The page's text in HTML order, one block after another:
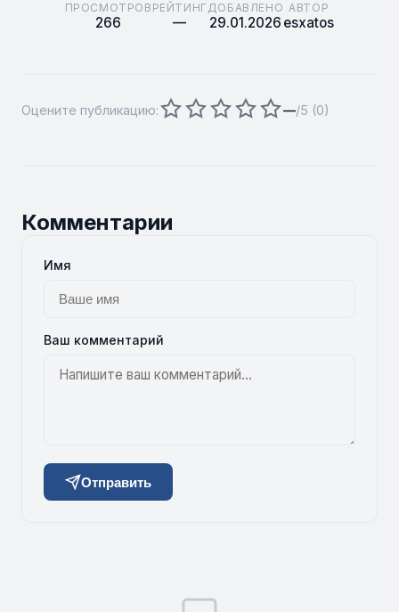
ПРОСМОТРОВ
266
РЕЙТИНГ
—
ДОБАВЛЕНО
29.01.2026
АВТОР
esxatos
Оцените публикацию: —/5 (0)
Комментарии
Имя
Ваш комментарий
Отправить